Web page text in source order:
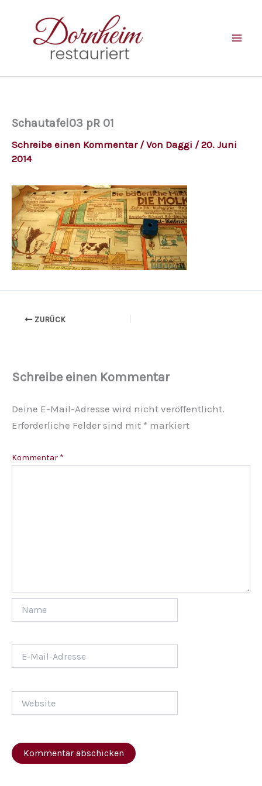
springen
Schautafel03 pR 01
Schreibe einen Kommentar / Von Daggi /20. Juni
2014
ZURÜCK
Schreibe einen Kommentar
Deine E-Mail-Adresse wird nicht veröffentlicht.
Erforderliche Felder sind mit * markiert
Kommentar *
Mail-